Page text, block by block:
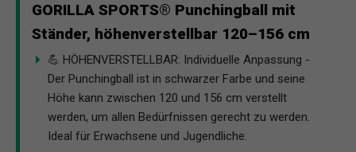
GORILLA SPORTS® Punchingball mit
Ständer, höhenverstellbar 120–156 cm
💪 HÖHENVERSTELLBAR: Individuelle Anpassung -
Der Punchingball ist in schwarzer Farbe und seine
Höhe kann zwischen 120 und 156 cm verstellt
werden, um allen Bedürfnissen gerecht zu werden.
Ideal für Erwachsene und Jugendliche.